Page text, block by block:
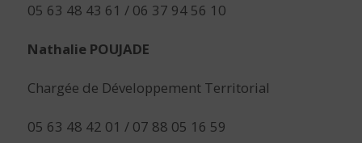
05 63 48 43 61 / 06 37 94 56 10
Nathalie POUJADE
Chargée de Développement Territorial
05 63 48 42 01 / 07 88 05 16 59